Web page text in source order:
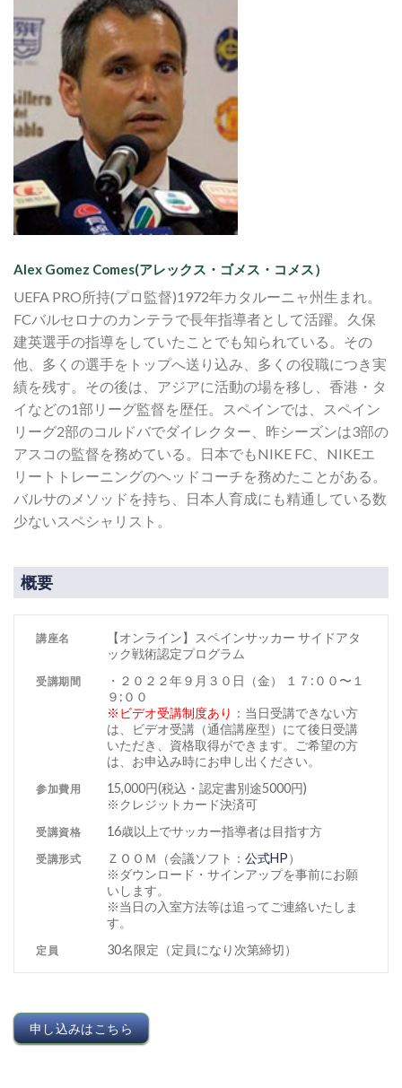
Alex Gomez Comes(アレックス・ゴメス・コメス）
UEFA PRO所持(プロ監督)1972年カタルーニャ州生まれ。
FCバルセロナのカンテラで長年指導者として活躍。久保
建英選手の指導をしていたことでも知られている。その
他、多くの選手をトップへ送り込み、多くの役職につき実
績を残す。その後は、アジアに活動の場を移し、香港・タ
イなどの1部リーグ監督を歴任。スペインでは、スペイン
リーグ2部のコルドバでダイレクター、昨シーズンは3部の
アスコの監督を務めている。日本でもNIKE FC、NIKEエ
リートトレーニングのヘッドコーチを務めたことがある。
バルサのメソッドを持ち、日本人育成にも精通している数
少ないスペシャリスト。
概要
講座名
【オンライン】スペインサッカー サイドアタ
ック戦術認定プログラム
受講期間
・２０２２年９月３０日（金） １７:００〜１
９:００
※ビデオ受講制度あり ：当日受講できない方
は、ビデオ受講（通信講座型）にて後日受講
いただき、資格取得ができます。ご希望の方
は、お申込み時にお申し出ください。
参加費用
15,000円(税込・認定書別途5000円)
※クレジットカード決済可
受講資格 16歳以上でサッカー指導者は目指す方
受講形式 ＺＯＯＭ（会議ソフト： 公式HP）
※ダウンロード・サインアップを事前にお願
いします。
※当日の入室方法等は追ってご連絡いたしま
す。
定員 30名限定（定員になり次第締切）
申し込みはこちら